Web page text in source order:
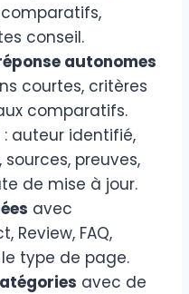
comparatifs,
conseil.
autonomes
courtes, critères
comparatifs.
: auteur identifié,
preuves,
de mise à jour.
avec
Review, FAQ,
le type de page.
avec de